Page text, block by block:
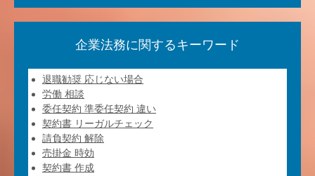
企業法務に関するキーワード
退職勧奨 応じない場合
労働 相談
委任契約 準委任契約 違い
契約書 リーガルチェック
請負契約 解除
売掛金 時効
契約書 作成